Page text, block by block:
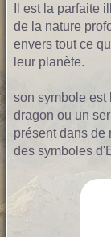
Il est la parfaite
de la nature
envers tout ce
leur planète.
son symbole est
dragon ou un
présent dans de
des symboles